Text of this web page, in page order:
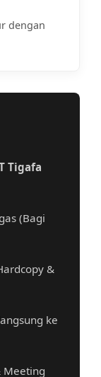
dengan
Tigafa
(Bagi
&
ke
Meeting